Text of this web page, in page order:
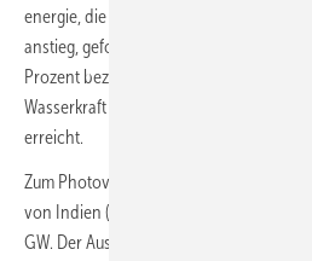
energie, die um 32,2 Prozent
anstieg, gefolgt von der Windenergie mit
Prozent beziehungsweise plus 113 GW
Wasserkraft wurden nach einem Plus um
erreicht.
Zum Photovoltaik-Gesamtausbau
von Indien (24,5 GW). Den
GW. Der Ausbau der Bioenergie erholte